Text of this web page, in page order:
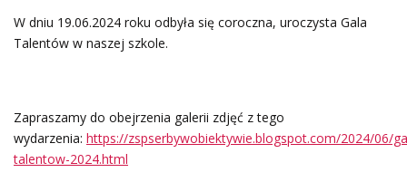
W dniu 19.06.2024 roku odbyła się coroczna, uroczysta Gala
Talentów w naszej szkole.
Zapraszamy do obejrzenia galerii zdjęć z tego
wydarzenia: https://zspserbywobiektywie.blogspot.com/2024/06/
talentow-2024.html